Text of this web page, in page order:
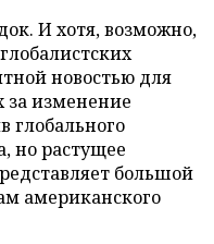
И хотя, возможно,
новостью для
изменение
глобального
но растущее
большой
американского